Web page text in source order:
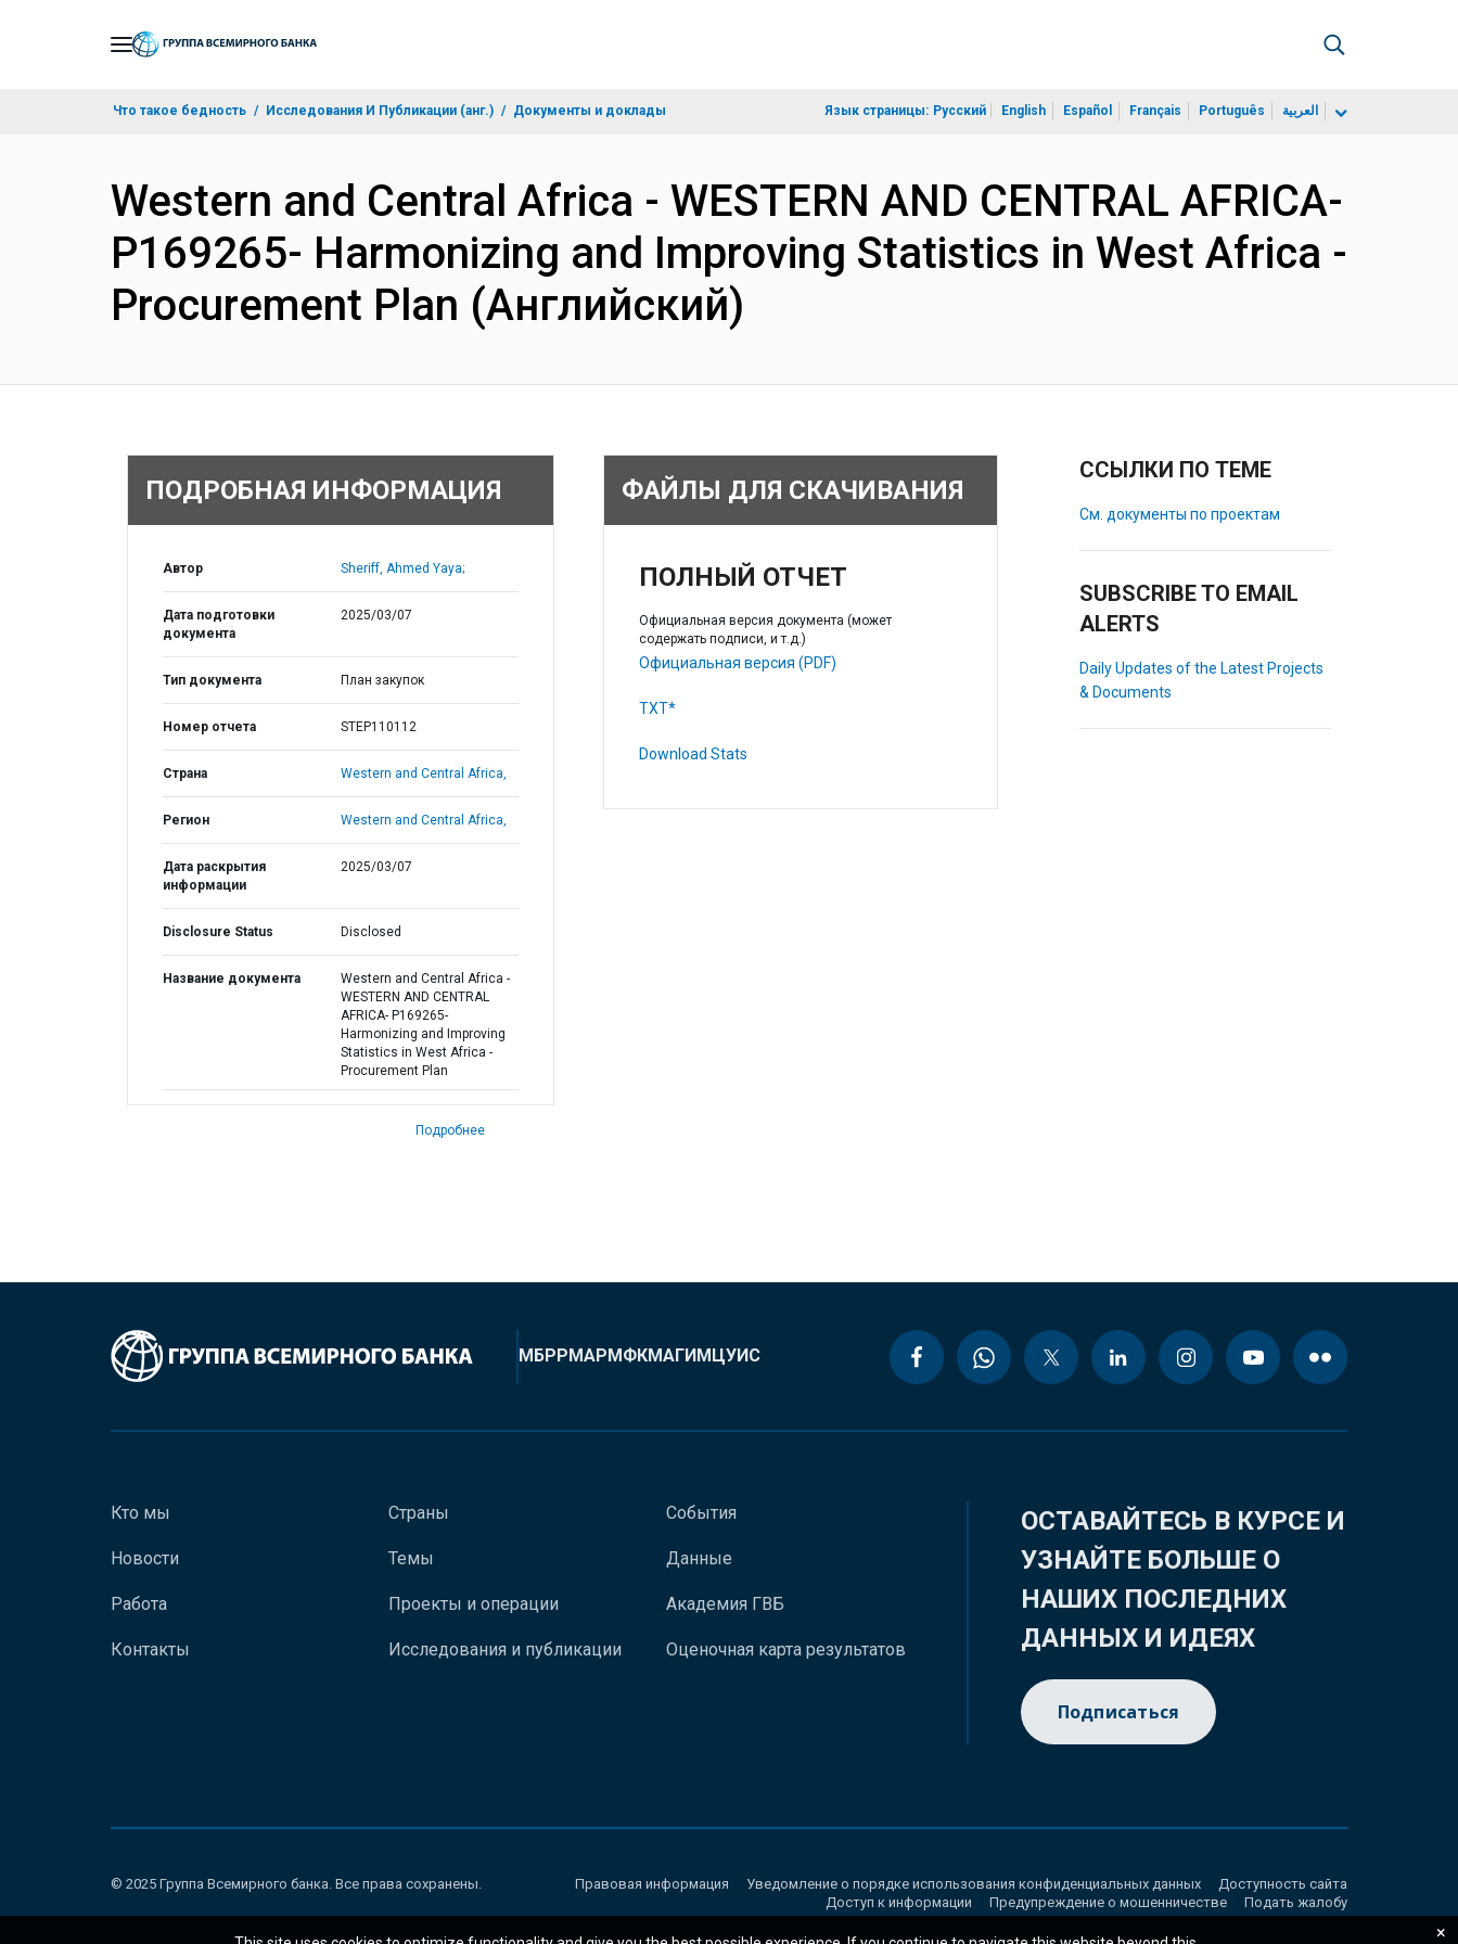
Что такое бедность Исследования И Публикации (анг.) Документы и доклады Язык страницы: Русский English Español Français Português العربية
Western and Central Africa - WESTERN AND CENTRAL AFRICA-
P169265- Harmonizing and Improving Statistics in West Africa -
Procurement Plan (Английский)
ПОДРОБНАЯ ИНФОРМАЦИЯ
Автор Sheriff, Ahmed Yaya;
Дата подготовки
документа
2025/03/07
Тип документа План закупок
Номер отчета STEP110112
Страна Western and Central Africa,
Регион Western and Central Africa,
Дата раскрытия
информации
2025/03/07
Disclosure Status Disclosed
Название документа
Western and Central Africa -
WESTERN AND CENTRAL
AFRICA- P169265-
Harmonizing and Improving
Statistics in West Africa -
Procurement Plan
Подробнее
ФАЙЛЫ ДЛЯ СКАЧИВАНИЯ
ПОЛНЫЙ ОТЧЕТ
Официальная версия документа (может
содержать подписи, и т.д.)
Официальная версия (PDF)
TXT*
Download Stats
ССЫЛКИ ПО ТЕМЕ
См. документы по проектам
SUBSCRIBE TO EMAIL
ALERTS
Daily Updates of the Latest Projects
& Documents
МБРРМАРМФКМАГИМЦУИС
Кто мы
Новости
Работа
Контакты
Страны
Темы
Проекты и операции
Исследования и публикации
События
Данные
Академия ГВБ
Оценочная карта результатов
ОСТАВАЙТЕСЬ В КУРСЕ И
УЗНАЙТЕ БОЛЬШЕ О
НАШИХ ПОСЛЕДНИХ
ДАННЫХ И ИДЕЯХ
Подписаться
© 2025 Группа Всемирного банка. Все права сохранены. Правовая информация Уведомление о порядке использования конфиденциальных данных
Доступность сайта
Доступ к информации
Предупреждение о мошенничестве Подать жалобу
×